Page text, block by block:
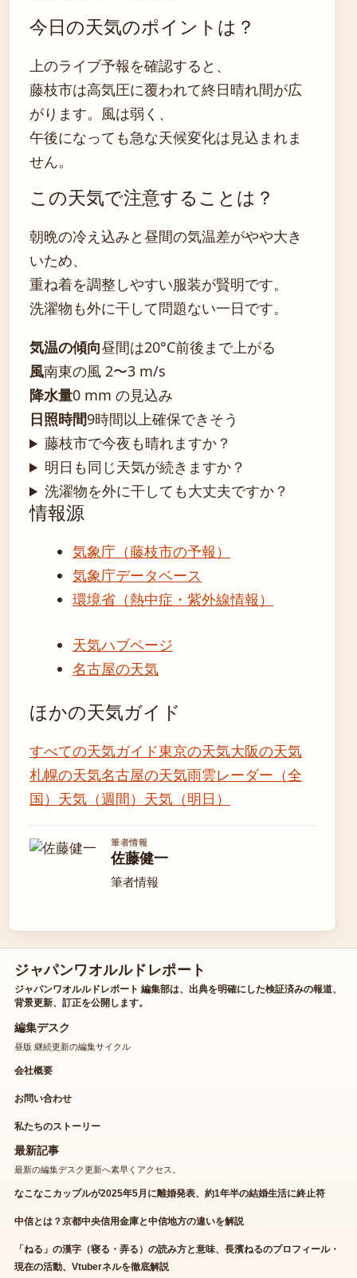
今日の天気のポイントは？
上のライブ予報を確認すると、
藤枝市は高気圧に覆われて終日晴れ間が広
がります。風は弱く、
午後になっても急な天候変化は見込まれま
せん。
この天気で注意することは？
朝晩の冷え込みと昼間の気温差がやや大き
いため、
重ね着を調整しやすい服装が賢明です。
洗濯物も外に干して問題ない一日です。
気温の傾向昼間は20°C前後まで上がる
風南東の風 2〜3 m/s
降水量0 mm の見込み
日照時間9時間以上確保できそう
藤枝市で今夜も晴れますか？
明日も同じ天気が続きますか？
洗濯物を外に干しても大丈夫ですか？
情報源
気象庁（藤枝市の予報）
気象庁データベース
環境省（熱中症・紫外線情報）
天気ハブページ
名古屋の天気
ほかの天気ガイド
すべての天気ガイド東京の天気大阪の天気
札幌の天気名古屋の天気雨雲レーダー（全
国） 天気（週間） 天気（明日）
筆者情報
佐藤健一
筆者情報
ジャパンワオルルドレポート
ジャパンワオルルドレポート 編集部は、出典を明確にした検証済みの報道、
背景更新、訂正を公開します。
編集デスク
昼版 継続更新の編集サイクル
会社概要
お問い合わせ
私たちのストーリー
最新記事
最新の編集デスク更新へ素早くアクセス。
なこなこカップルが2025年5月に離婚発表、約1年半の結婚生活に終止符
中信とは？京都中央信用金庫と中信地方の違いを解説
「ねる」の漢字（寝る・弄る）の読み方と意味、長濱ねるのプロフィール・
現在の活動、Vtuberネルを徹底解説